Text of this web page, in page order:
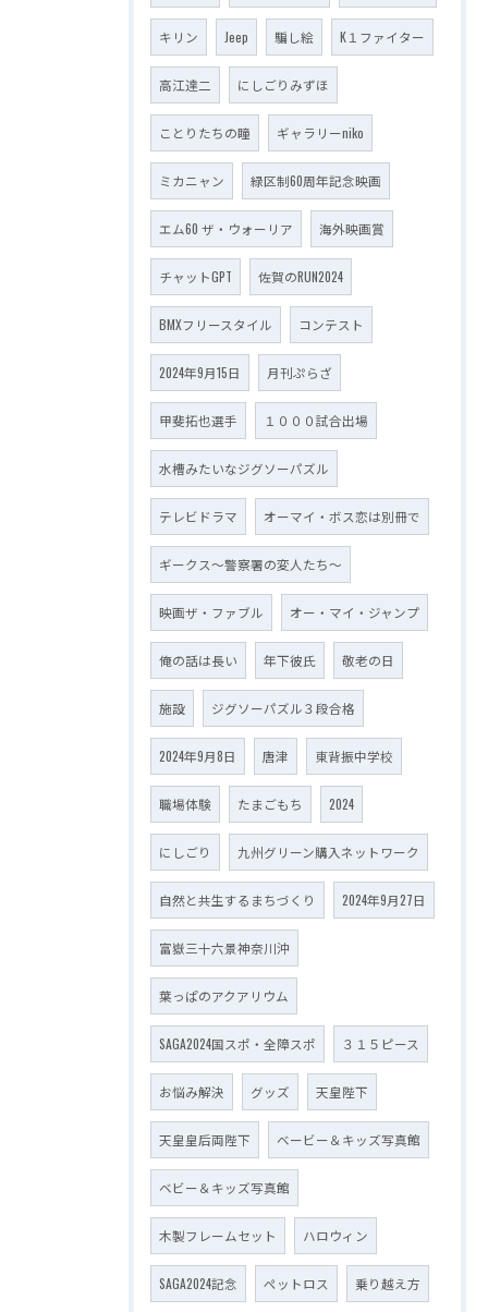
キリン Jeep 騙し絵 K１ファイター
高江達二 にしごりみずほ
ことりたちの瞳 ギャラリーniko
ミカニャン 緑区制60周年記念映画
エム60 ザ・ウォーリア 海外映画賞
チャットGPT 佐賀のRUN2024
BMXフリースタイル コンテスト
2024年9月15日 月刊ぷらざ
甲斐拓也選手 １０００試合出場
水槽みたいなジグソーパズル
テレビドラマ オーマイ・ボス恋は別冊で
ギークス～警察署の変人たち～
映画ザ・ファブル オー・マイ・ジャンプ
俺の話は長い 年下彼氏 敬老の日
施設 ジグソーパズル３段合格
2024年9月8日 唐津 東背振中学校
職場体験 たまごもち 2024
にしごり 九州グリーン購入ネットワーク
自然と共生するまちづくり 2024年9月27日
富嶽三十六景神奈川沖
葉っぱのアクアリウム
SAGA2024国スポ・全障スポ ３１５ピース
お悩み解決 グッズ 天皇陛下
天皇皇后両陛下 ベービー＆キッズ写真館
ベビー＆キッズ写真館
木製フレームセット ハロウィン
SAGA2024記念 ペットロス 乗り越え方